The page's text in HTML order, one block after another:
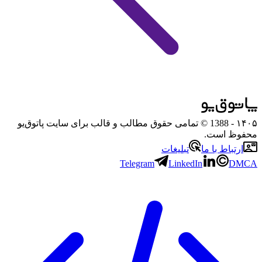
۱۴۰۵
- 1388 © تمامی حقوق مطالب و قالب برای سایت پاتوق‌یو
محفوظ است.
ارتباط با ما
تبلیغات
Telegram
LinkedIn DMCA